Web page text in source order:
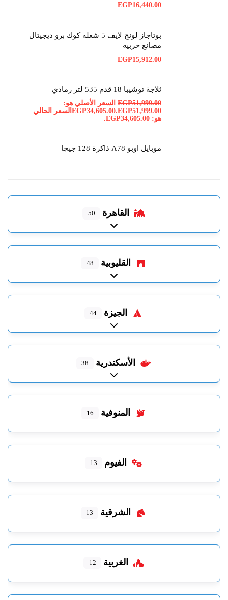
EGP16,440.00
بوتاجاز لونج لايف 5 شعله كوك برو ديجيتال
مصانع حربيه
EGP15,912.00
ثلاجة توشيبا 18 قدم 535 لتر رمادي
EGP51,999.00
السعر الأصلي هو:
EGP51,999.00.
EGP34,605.00
السعر الحالي
هو: EGP34,605.00.
موبايل اوبو A78 ذاكرة 128 جيجا
القاهرة 50
Expand sub-categories
القليوبية 48
Expand sub-categories
الجيزة 44
Expand sub-categories
الأسكندرية 38
Expand sub-categories
المنوفية 16
الفيوم 13
الشرقية 13
الغربية 12